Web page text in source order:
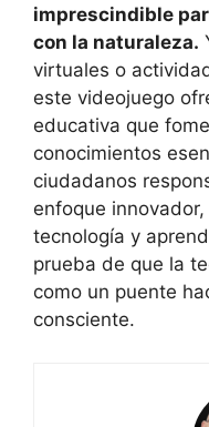
imprescindible
con la naturaleza.
virtuales o
este videojuego
educativa que
conocimientos
ciudadanos
enfoque
tecnología y
prueba de que la
como un puente
consciente.